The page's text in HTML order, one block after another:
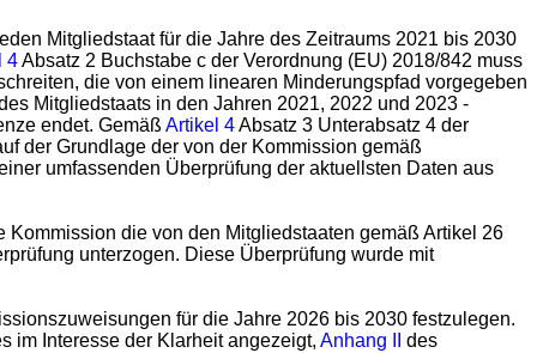
Mitgliedstaat für die Jahre des Zeitraums 2021 bis 2030
4Absatz 2 Buchstabe c der Verordnung (EU) 2018/842 muss
die von einem linearen Minderungspfad vorgegeben
Mitgliedstaats in den Jahren 2021, 2022 und 2023 -
endet. Gemäß Artikel 4Absatz 3 Unterabsatz 4 der
der Grundlage der von der Kommission gemäß
umfassenden Überprüfung der aktuellsten Daten aus
Kommission die von den Mitgliedstaaten gemäß Artikel 26
unterzogen. Diese Überprüfung wurde mit
für die Jahre 2026 bis 2030 festzulegen.
im Interesse der Klarheit angezeigt, Anhang II
des